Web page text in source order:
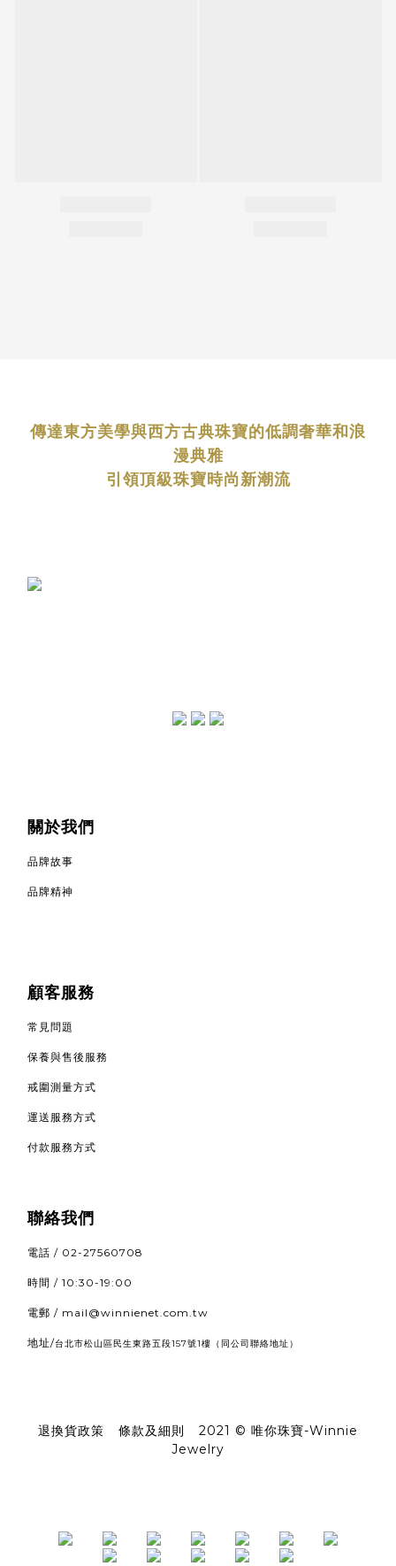
傳達東方美學與西方古典珠寶的低調奢華和浪
漫典雅
引領頂級珠寶時尚新潮流
關於我們
品牌故事
品牌精神
顧客服務
常見問題
保養與售後服務
戒圍測量方式
運送服務方式
付款服務方式
聯絡我們
電話 / 02-27560708
時間 / 10:30-19:00
電郵 / mail@winnienet.com.tw
地址/台北市松山區民生東路五段157號1樓 （同公司聯絡地址）
退換貨政策 條款及細則
2021 © 唯你珠寶-Winnie
Jewelry